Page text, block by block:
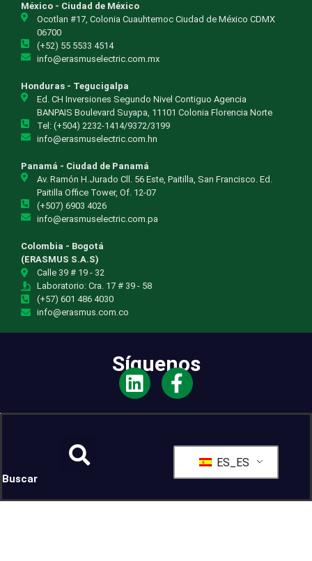
México - Ciudad de México
Ocotlan #17, Colonia Cuauhtemoc Ciudad de México CDMX
06700
(+52) 55 5533 4514
info@erasmuselectric.com.mx
Honduras - Tegucigalpa
Ed. CH Inversiones Segundo Nivel Contiguo Agencia
BANPAIS Boulevard Suyapa, 11101 Colonia Florencia Norte
Tel: (+504) 2232-1414/9372/3199
info@erasmuselectric.com.hn
Panamá - Ciudad de Panamá
Av. Ramón H.Jurado Cll. 56 Este, Paitilla, San Francisco. Ed.
Paitilla Office Tower, Of. 12-07
(+507) 6903 4026
info@erasmuselectric.com.pa
Colombia - Bogotá
(ERASMUS S.A.S)
Calle 39 # 19 - 32
Laboratorio: Cra. 17 # 39 - 58
(+57) 601 486 4030
info@erasmus.com.co
Síguenos
Buscar
ES_ES